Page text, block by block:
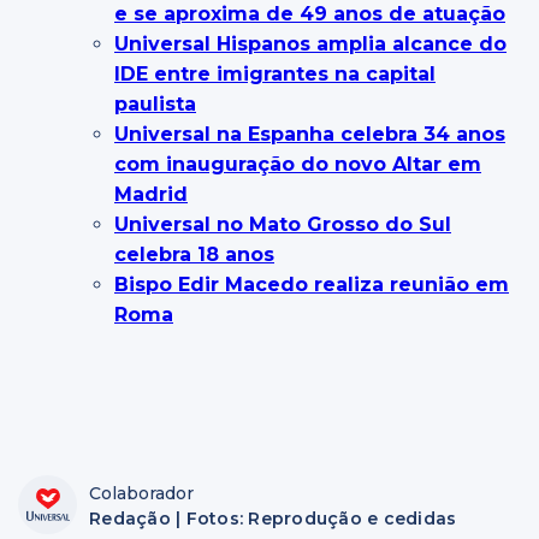
e se aproxima de 49 anos de atuação
Universal Hispanos amplia alcance do
IDE entre imigrantes na capital
paulista
Universal na Espanha celebra 34 anos
com inauguração do novo Altar em
Madrid
Universal no Mato Grosso do Sul
celebra 18 anos
Bispo Edir Macedo realiza reunião em
Roma
Colaborador
Redação | Fotos: Reprodução e cedidas